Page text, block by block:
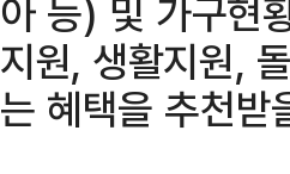
아 등) 및 가구현
지원, 생활지원,
는 혜택을 추천받